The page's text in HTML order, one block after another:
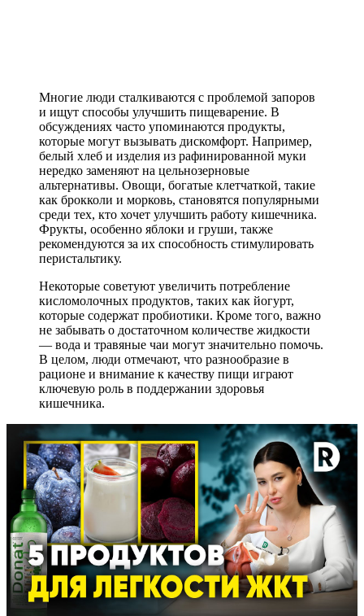
Многие люди сталкиваются с проблемой запоров
и ищут способы улучшить пищеварение. В
обсуждениях часто упоминаются продукты,
которые могут вызывать дискомфорт. Например,
белый хлеб и изделия из рафинированной муки
нередко заменяют на цельнозерновые
альтернативы. Овощи, богатые клетчаткой, такие
как брокколи и морковь, становятся популярными
среди тех, кто хочет улучшить работу кишечника.
Фрукты, особенно яблоки и груши, также
рекомендуются за их способность стимулировать
перистальтику.
Некоторые советуют увеличить потребление
кисломолочных продуктов, таких как йогурт,
которые содержат пробиотики. Кроме того, важно
не забывать о достаточном количестве жидкости
— вода и травяные чаи могут значительно помочь.
В целом, люди отмечают, что разнообразие в
рационе и внимание к качеству пищи играют
ключевую роль в поддержании здоровья
кишечника.